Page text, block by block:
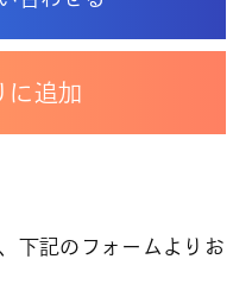
に追加
下記のフォームよりお